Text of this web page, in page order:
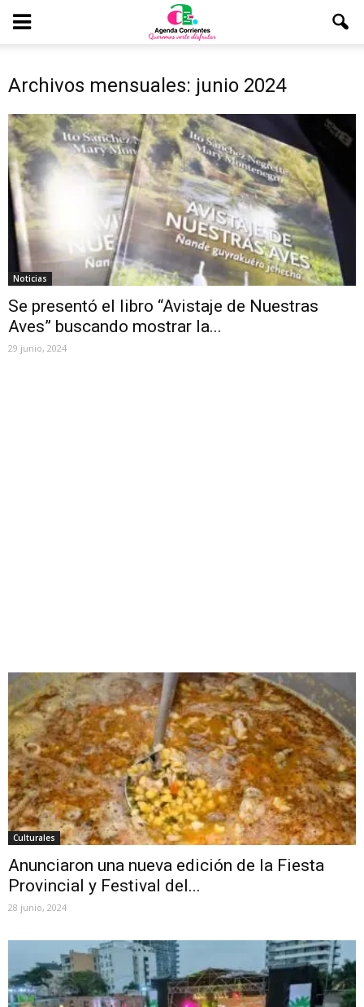
Archivos mensuales: junio 2024
Noticias
Se presentó el libro “Avistaje de Nuestras
Aves” buscando mostrar la...
29 junio, 2024
Culturales
Anunciaron una nueva edición de la Fiesta
Provincial y Festival del...
28 junio, 2024